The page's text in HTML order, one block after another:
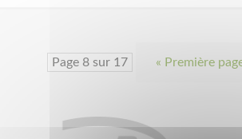
Page 8 sur 17 « Première